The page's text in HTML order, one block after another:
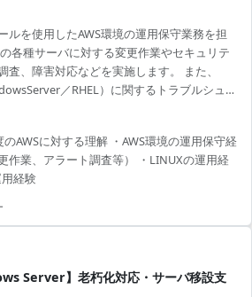
ルを使用したAWS環境の運用保守業務を担
各種サーバに対する変更作業やセキュリテ
査、障害対応などを実施します。 また、
／RHEL）に関するトラブルシュー
【作業期間】 6/1～
AWSに対する理解 ・AWS環境の運用保守経
作業、アラート調査等） ・LINUXの運用経
経験
Server】老朽化対応・サーバ移設支